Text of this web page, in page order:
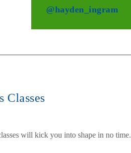
@hayden_ingram
Classes
will kick you into shape in no time.